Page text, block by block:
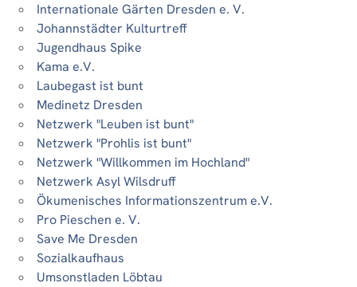
Internationale Gärten Dresden e. V.
Johannstädter Kulturtreff
Jugendhaus Spike
Kama e.V.
Laubegast ist bunt
Medinetz Dresden
Netzwerk "Leuben ist bunt"
Netzwerk "Prohlis ist bunt"
Netzwerk "Willkommen im Hochland"
Netzwerk Asyl Wilsdruff
Ökumenisches Informationszentrum e.V.
Pro Pieschen e. V.
Save Me Dresden
Sozialkaufhaus
Umsonstladen Löbtau